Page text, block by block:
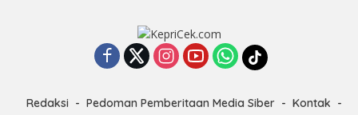
Redaksi Pedoman Pemberitaan Media Siber
Kontak